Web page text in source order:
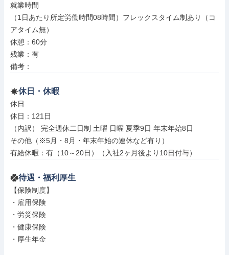
就業時間
（1日あたり所定労働時間08時間）フレックスタイム制あり（コ
アタイム無）
休憩：60分
残業：有
備考：
休日・休暇
休日
休日：121日
（内訳） 完全週休二日制 土曜 日曜 夏季9日 年末年始8日
その他（※5月・8月・年末年始の連休など有り）
有給休暇：有（10～20日）（入社2ヶ月後より10日付与）
待遇・福利厚生
【保険制度】
・雇用保険
・労災保険
・健康保険
・厚生年金